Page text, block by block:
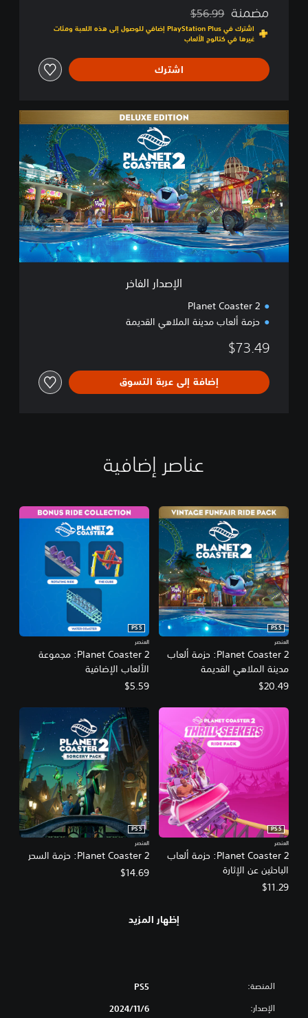
مضمنة مخصوم من السعر الأصلي البالغ $56.99‏
$56.99
اشترك في PlayStation Plus إضافي للوصول إلى هذه اللعبة ومئات
غيرها في كتالوج الألعاب
اشترك
ل
إ
ص
د
ا
ا
ل
ف
ا
خ
الإصدار الفاخر
Planet Coaster 2
حزمة ألعاب مدينة الملاهي القديمة
$73.49
إضافة إلى عربة التسوق
عناصر إضافية
Planet Coaster 2: حزمة ألعاب
مدينة الملاهي القديمة
PS5
العنصر
$20.49
Planet Coaster 2: مجموعة
الألعاب الإضافية
PS5
العنصر
$5.59
Planet Coaster 2: حزمة ألعاب
الباحثين عن الإثارة
PS5
العنصر
$11.29
Planet Coaster 2: حزمة السحر
PS5
العنصر
$14.69
إظهار المزيد
المنصة: PS5
الإصدار: 6‏/11‏/2024